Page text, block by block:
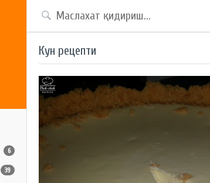
6
39
Кун рецепти